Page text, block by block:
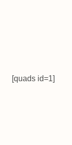
[quads id=1]